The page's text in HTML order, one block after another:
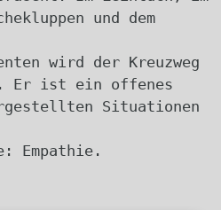
und dem
wird der Kreuzweg
Er ist ein offenes
Situationen
Empathie.